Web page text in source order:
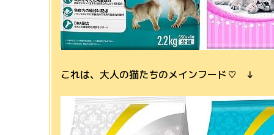
これは、大人の猫たちのメインフード♡ ↓